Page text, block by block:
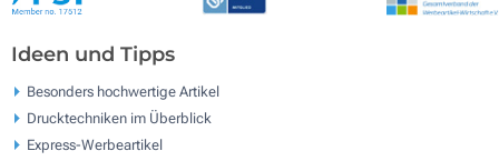
Ideen und Tipps
Besonders hochwertige Artikel
Drucktechniken im Überblick
Express-Werbeartikel